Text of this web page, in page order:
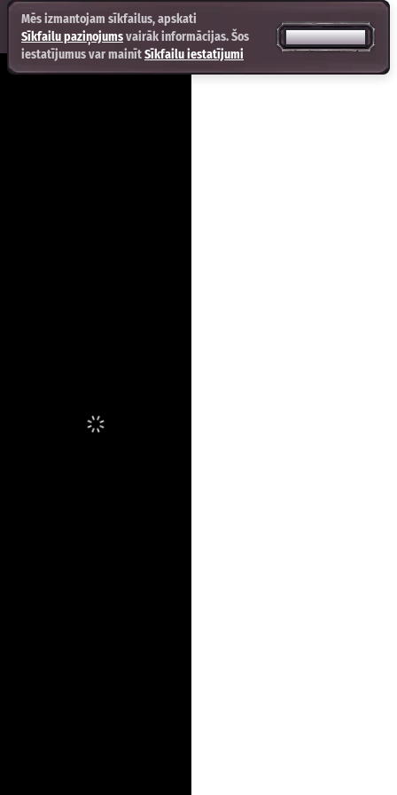
Mēs izmantojam sīkfailus, apskati
Sīkfailu paziņojumsvairāk informācijas. Šos
iestatījumus var mainītSīkfailu iestatījumi
PIEŅEMT VISUS